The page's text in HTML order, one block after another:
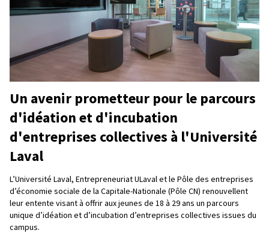
Un avenir prometteur pour le parcours
d'idéation et d'incubation
d'entreprises collectives à l'Université
Laval
L’Université Laval, Entrepreneuriat ULaval et le Pôle des entreprises
d’économie sociale de la Capitale-Nationale (Pôle CN) renouvellent
leur entente visant à offrir aux jeunes de 18 à 29 ans un parcours
unique d’idéation et d’incubation d’entreprises collectives issues du
campus.